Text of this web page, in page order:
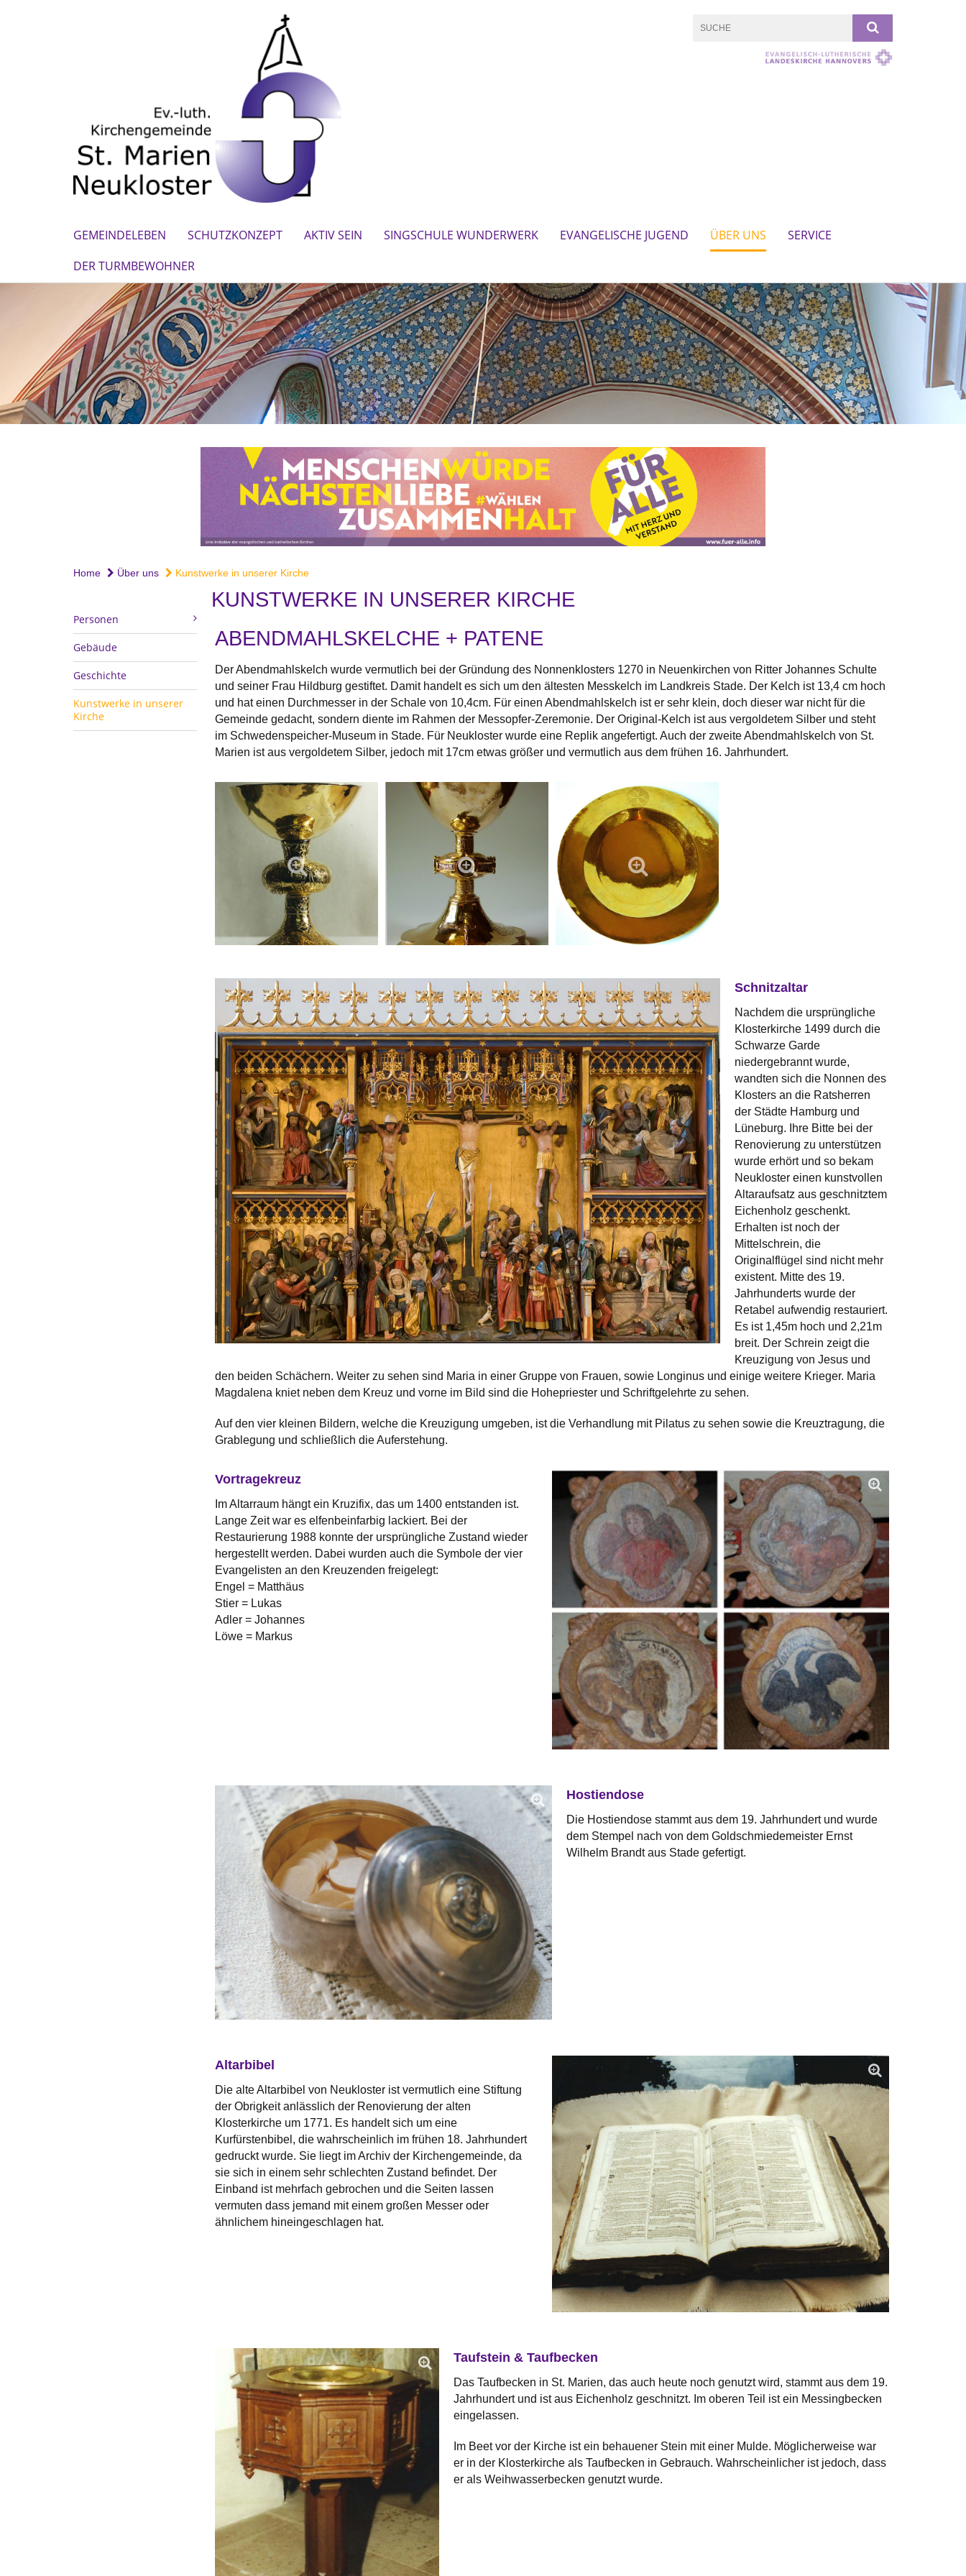
GEMEINDELEBEN SCHUTZKONZEPT AKTIV SEIN SINGSCHULE WUNDERWERK EVANGELISCHE JUGEND ÜBER UNS
SERVICE
DER TURMBEWOHNER
Home Über uns Kunstwerke in unserer Kirche
Personen
Gebäude
Geschichte
Kunstwerke in unserer
Kirche
KUNSTWERKE IN UNSERER KIRCHE
ABENDMAHLSKELCHE + PATENE
Der Abendmahlskelch wurde vermutlich bei der Gründung des Nonnenklosters 1270 in Neuenkirchen von Ritter Johannes Schulte
und seiner Frau Hildburg gestiftet. Damit handelt es sich um den ältesten Messkelch im Landkreis Stade. Der Kelch ist 13,4 cm hoch
und hat einen Durchmesser in der Schale von 10,4cm. Für einen Abendmahlskelch ist er sehr klein, doch dieser war nicht für die
Gemeinde gedacht, sondern diente im Rahmen der Messopfer-Zeremonie. Der Original-Kelch ist aus vergoldetem Silber und steht
im Schwedenspeicher-Museum in Stade. Für Neukloster wurde eine Replik angefertigt. Auch der zweite Abendmahlskelch von St.
Marien ist aus vergoldetem Silber, jedoch mit 17cm etwas größer und vermutlich aus dem frühen 16. Jahrhundert.
Schnitzaltar
Nachdem die ursprüngliche
Klosterkirche 1499 durch die
Schwarze Garde
niedergebrannt wurde,
wandten sich die Nonnen des
Klosters an die Ratsherren
der Städte Hamburg und
Lüneburg. Ihre Bitte bei der
Renovierung zu unterstützen
wurde erhört und so bekam
Neukloster einen kunstvollen
Altaraufsatz aus geschnitztem
Eichenholz geschenkt.
Erhalten ist noch der
Mittelschrein, die
Originalflügel sind nicht mehr
existent. Mitte des 19.
Jahrhunderts wurde der
Retabel aufwendig restauriert.
Es ist 1,45m hoch und 2,21m
breit. Der Schrein zeigt die
Kreuzigung von Jesus und
den beiden Schächern. Weiter zu sehen sind Maria in einer Gruppe von Frauen, sowie Longinus und einige weitere Krieger. Maria
Magdalena kniet neben dem Kreuz und vorne im Bild sind die Hohepriester und Schriftgelehrte zu sehen.
Auf den vier kleinen Bildern, welche die Kreuzigung umgeben, ist die Verhandlung mit Pilatus zu sehen sowie die Kreuztragung, die
Grablegung und schließlich die Auferstehung.
Vortragekreuz
Im Altarraum hängt ein Kruzifix, das um 1400 entstanden ist.
Lange Zeit war es elfenbeinfarbig lackiert. Bei der
Restaurierung 1988 konnte der ursprüngliche Zustand wieder
hergestellt werden. Dabei wurden auch die Symbole der vier
Evangelisten an den Kreuzenden freigelegt:
Engel = Matthäus
Stier = Lukas
Adler = Johannes
Löwe = Markus
Hostiendose
Die Hostiendose stammt aus dem 19. Jahrhundert und wurde
dem Stempel nach von dem Goldschmiedemeister Ernst
Wilhelm Brandt aus Stade gefertigt.
Altarbibel
Die alte Altarbibel von Neukloster ist vermutlich eine Stiftung
der Obrigkeit anlässlich der Renovierung der alten
Klosterkirche um 1771. Es handelt sich um eine
Kurfürstenbibel, die wahrscheinlich im frühen 18. Jahrhundert
gedruckt wurde. Sie liegt im Archiv der Kirchengemeinde, da
sie sich in einem sehr schlechten Zustand befindet. Der
Einband ist mehrfach gebrochen und die Seiten lassen
vermuten dass jemand mit einem großen Messer oder
ähnlichem hineingeschlagen hat.
Taufstein & Taufbecken
Das Taufbecken in St. Marien, das auch heute noch genutzt wird, stammt aus dem 19.
Jahrhundert und ist aus Eichenholz geschnitzt. Im oberen Teil ist ein Messingbecken
eingelassen.
Im Beet vor der Kirche ist ein behauener Stein mit einer Mulde. Möglicherweise war
er in der Klosterkirche als Taufbecken in Gebrauch. Wahrscheinlicher ist jedoch, dass
er als Weihwasserbecken genutzt wurde.